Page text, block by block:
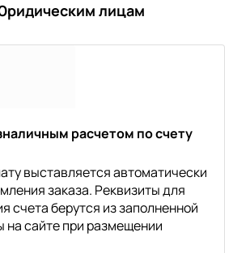
лицам
расчетом по счету
выставляется автоматически
заказа. Реквизиты для
счета берутся из заполненной
сайте при размещении